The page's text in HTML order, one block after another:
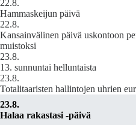
22.8.
Hammaskeijun päivä
22.8.
Kansainvälinen päivä uskontoon
muistoksi
23.8.
13. sunnuntai helluntaista
23.8.
Totalitaaristen hallintojen uhrien
23.8.
Halaa rakastasi -päivä